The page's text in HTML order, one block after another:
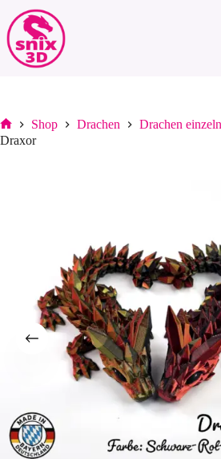
Inhalt
springen
Start
Shop Drachen
Drachen
Draxor